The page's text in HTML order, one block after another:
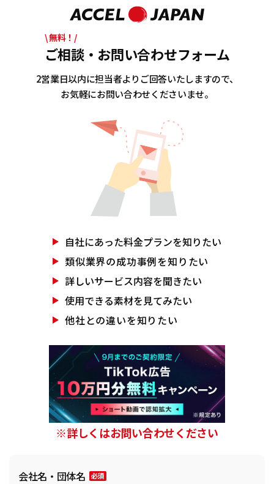
\ 無料！/
ご相談・お問い合わせフォーム
2営業日以内に担当者よりご回答いたしますので、
お気軽にお問い合わせくださいませ。
自社にあった料金プランを知りたい
類似業界の成功事例を知りたい
詳しいサービス内容を聞きたい
使用できる素材を見てみたい
他社との違いを知りたい
※詳しくはお問い合わせください
会社名・団体名